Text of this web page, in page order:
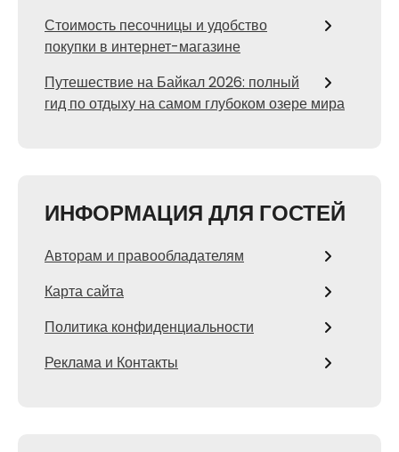
Стоимость песочницы и удобство
покупки в интернет-магазине
Путешествие на Байкал 2026: полный
гид по отдыху на самом глубоком озере мира
ИНФОРМАЦИЯ ДЛЯ ГОСТЕЙ
Авторам и правообладателям
Карта сайта
Политика конфиденциальности
Реклама и Контакты